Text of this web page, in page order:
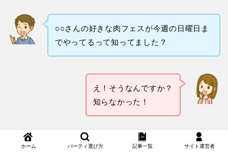
○○さんの好きな肉フェスが今週の日曜日ま
でやってるって知ってました？
え！そうなんですか？
知らなかった！
ここに出店している「飲めるハンバーグ」
ホーム パーティ選び方 記事一覧 サイト運営者